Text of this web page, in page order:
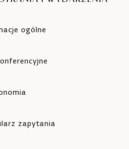
ogólne
zapytania